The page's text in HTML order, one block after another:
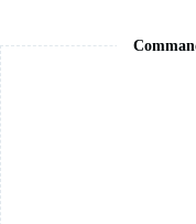
pendentif
collier
femmes